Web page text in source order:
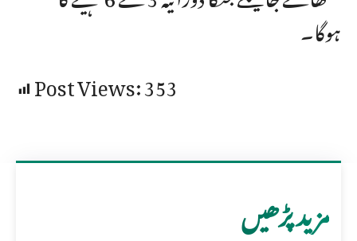
ہوگا۔
Post Views:353
مزید پڑھیں